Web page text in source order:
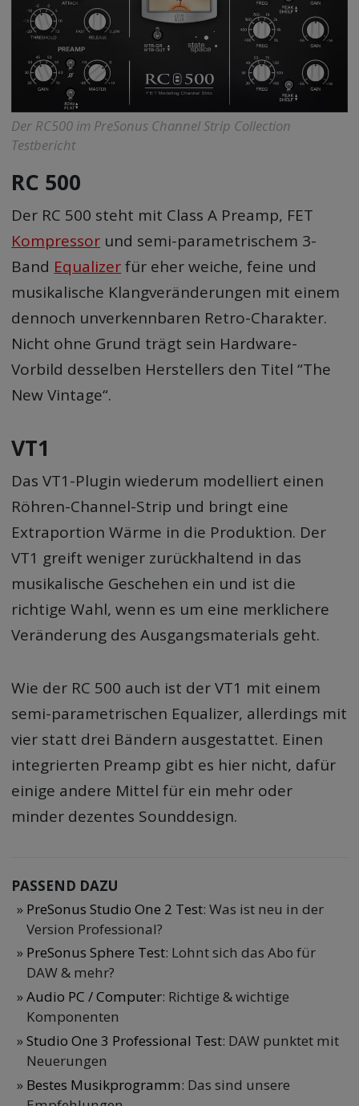
Der RC500 im PreSonus Channel Strip Collection
Testbericht
RC 500
Der RC 500 steht mit Class A Preamp, FET
Kompressor und semi-parametrischem 3-
Band Equalizerfür eher weiche, feine und
musikalische Klangveränderungen mit einem
dennoch unverkennbaren Retro-Charakter.
Nicht ohne Grund trägt sein Hardware-
Vorbild desselben Herstellers den Titel “The
New Vintage“.
VT1
Das VT1-Plugin wiederum modelliert einen
Röhren-Channel-Strip und bringt eine
Extraportion Wärme in die Produktion. Der
VT1 greift weniger zurückhaltend in das
musikalische Geschehen ein und ist die
richtige Wahl, wenn es um eine merklichere
Veränderung des Ausgangsmaterials geht.
Wie der RC 500 auch ist der VT1 mit einem
semi-parametrischen Equalizer, allerdings mit
vier statt drei Bändern ausgestattet. Einen
integrierten Preamp gibt es hier nicht, dafür
einige andere Mittel für ein mehr oder
minder dezentes Sounddesign.
PASSEND DAZU
PreSonus Studio One 2 Test: Was ist neu in der
Version Professional?
PreSonus Sphere Test: Lohnt sich das Abo für
DAW & mehr?
Audio PC / Computer: Richtige & wichtige
Komponenten
Studio One 3 Professional Test: DAW punktet mit
Neuerungen
Bestes Musikprogramm: Das sind unsere